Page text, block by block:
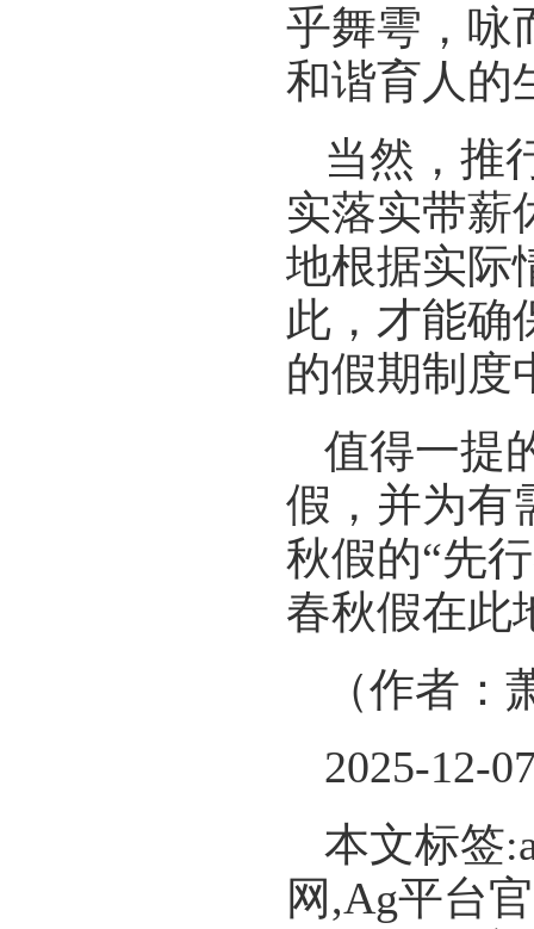
乎舞雩，咏
和谐育人的
当然，推
实落实带薪
地根据实际
此，才能确
的假期制度
值得一提
假，并为有
秋假的“先
春秋假在此
（作者
2025-12-
本文标签
网,Ag平台